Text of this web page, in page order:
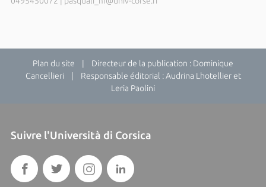
Plan du site | Directeur de la publication : Dominique
Cancellieri | Responsable éditorial : Audrina Lhotellier et
Leria Paolini
Suivre l'Università di Corsica